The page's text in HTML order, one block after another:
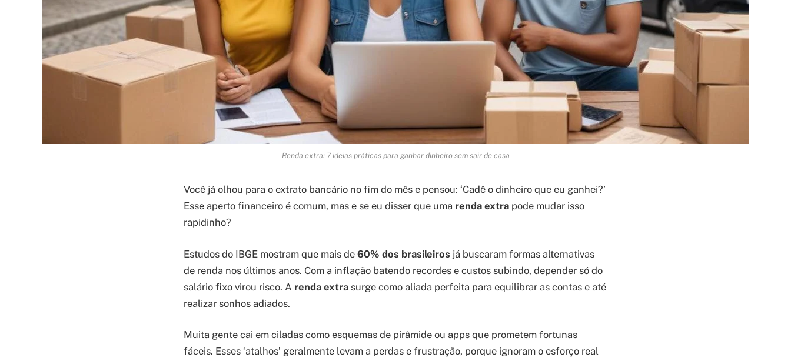
Renda extra: 7 ideias práticas para ganhar dinheiro sem sair de casa
Você já olhou para o extrato bancário no fim do mês e pensou: ‘Cadê o dinheiro que eu ganhei?’
Esse aperto financeiro é comum, mas e se eu disser que uma renda extra pode mudar isso
rapidinho?
Estudos do IBGE mostram que mais de 60% dos brasileiros já buscaram formas alternativas
de renda nos últimos anos. Com a inflação batendo recordes e custos subindo, depender só do
salário fixo virou risco. A renda extra surge como aliada perfeita para equilibrar as contas e até
realizar sonhos adiados.
Muita gente cai em ciladas como esquemas de pirâmide ou apps que prometem fortunas
fáceis. Esses ‘atalhos’ geralmente levam a perdas e frustração, porque ignoram o esforço real